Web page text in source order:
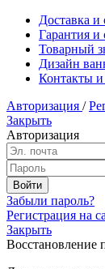
Доставка и
Гарантия и
Товарный
Дизайн
Контакты и
Авторизация /
Закрыть
Авторизация
Забыли пароль?
Регистрация на
Закрыть
Восстановление